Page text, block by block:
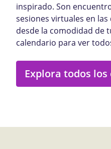
inspirado. Son
sesiones virtuales en
desde la comodidad de
calendario para ver
Explora todos